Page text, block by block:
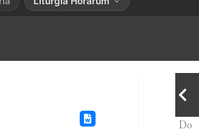
Do